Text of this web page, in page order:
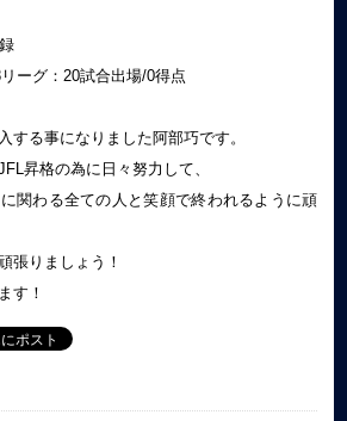
ーグ：20試合出場/0得点
する事になりました阿部巧です。
昇格の為に日々努力して、
関わる全ての人と笑顔で終われるように頑
張りましょう！
す！